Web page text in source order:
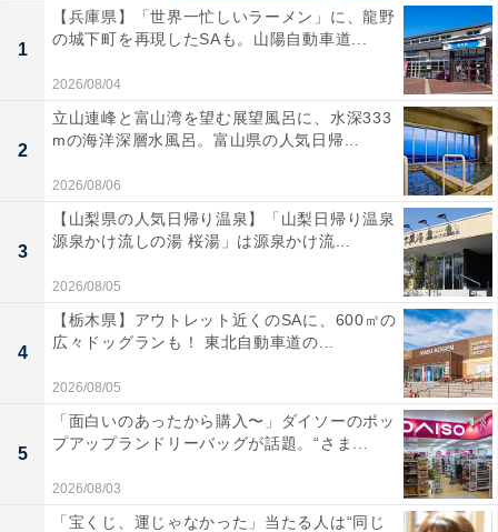
1
【兵庫県】「世界一忙しいラーメン」に、龍野
の城下町を再現したSAも。山陽自動車道...
2026/08/04
2
立山連峰と富山湾を望む展望風呂に、水深333
mの海洋深層水風呂。富山県の人気日帰...
2026/08/06
3
【山梨県の人気日帰り温泉】「山梨日帰り温泉
源泉かけ流しの湯 桜湯」は源泉かけ流...
2026/08/05
4
【栃木県】アウトレット近くのSAに、600㎡の
広々ドッグランも！ 東北自動車道の...
2026/08/05
5
「面白いのあったから購入〜」ダイソーのポッ
プアップランドリーバッグが話題。“さま...
2026/08/03
「宝くじ、運じゃなかった」当たる人は“同じ